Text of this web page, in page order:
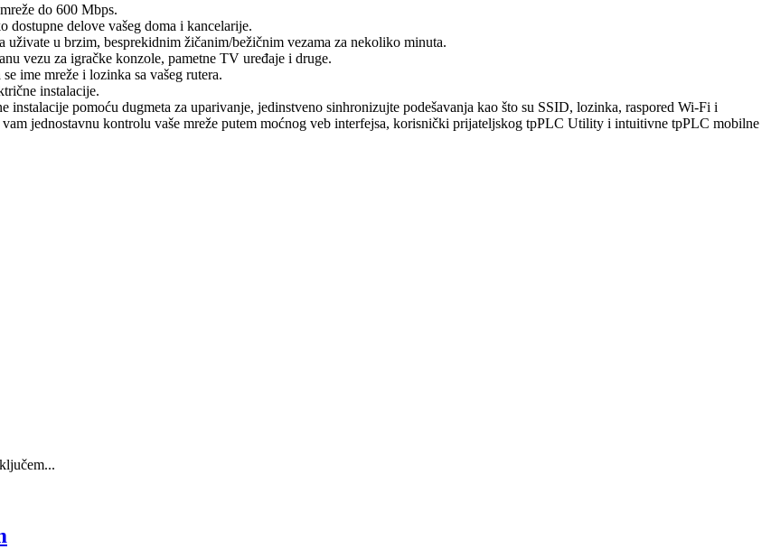
do 600 Mbps.
dostupne delove vašeg doma i kancelarije.
u brzim, besprekidnim žičanim/bežičnim vezama za nekoliko minuta.
vezu za igračke konzole, pametne TV uređaje i druge.
ime mreže i lozinka sa vašeg rutera.
instalacije.
pomoću dugmeta za uparivanje, jedinstveno sinhronizujte podešavanja kao što su SSID, lozinka, raspored Wi-Fi i
jednostavnu kontrolu vaše mreže putem moćnog veb interfejsa, korisnički prijateljskog tpPLC Utility i intuitivne tpPLC mobilne